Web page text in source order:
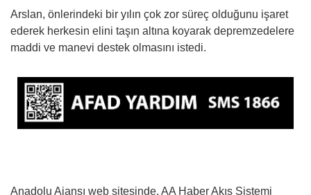
Arslan, önlerindeki bir yılın çok zor süreç olduğunu işaret
ederek herkesin elini taşın altına koyarak depremzedelere
maddi ve manevi destek olmasını istedi.
Anadolu Ajansı web sitesinde, AA Haber Akış Sistemi